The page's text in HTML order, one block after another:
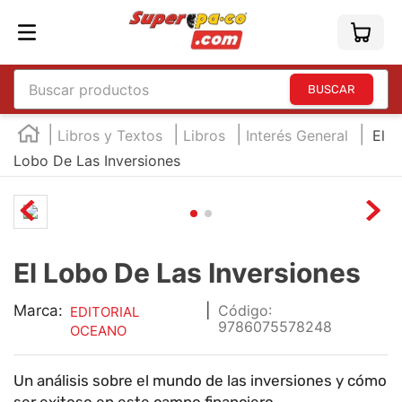
Buscar productos
Libros y Textos Libros Interés General
El
Lobo De Las Inversiones
El Lobo De Las Inversiones
Marca: EDITORIAL
OCEANO
:
9786075578248
Un análisis sobre el mundo de las inversiones y cómo
TÉRMINOS MÁS BUSCADOS
1.
england
3
5
mouse
6.
marcadores
8 .
teclado